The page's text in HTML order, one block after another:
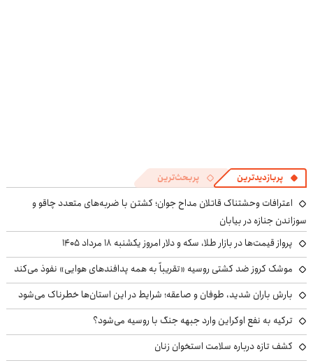
پربازدیدترین پربحث‌ترین
اعترافات وحشتناک قاتلان مداح جوان؛ کشتن با ضربه‌های متعدد چاقو و
سوزاندن جنازه در بیابان
پرواز قیمت‌ها در بازار طلا، سکه و دلار امروز یکشنبه ۱۸ مرداد ۱۴۰۵
موشک کروز ضد کشتی روسیه «تقریباً به همه پدافندهای هوایی» نفوذ می‌کند
بارش باران شدید، طوفان و صاعقه؛ شرایط در این استان‌ها خطرناک می‌شود
ترکیه به نفع اوکراین وارد جبهه جنگ با روسیه می‌شود؟
کشف تازه درباره سلامت استخوان زنان